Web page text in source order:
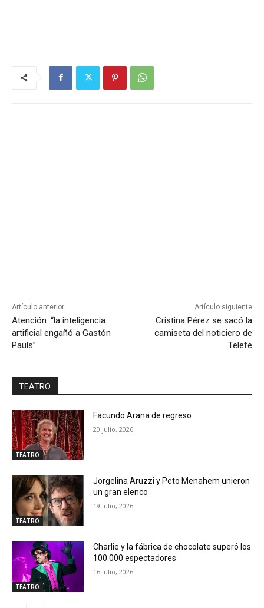
Artículo anterior
Atención: “la inteligencia
artificial engañó a Gastón
Pauls”
Artículo siguiente
Cristina Pérez se sacó la
camiseta del noticiero de
Telefe
TEATRO
TEATRO
Facundo Arana de regreso
20 julio, 2026
TEATRO
Jorgelina Aruzzi y Peto Menahem unieron
un gran elenco
19 julio, 2026
TEATRO
Charlie y la fábrica de chocolate superó los
100.000 espectadores
16 julio, 2026